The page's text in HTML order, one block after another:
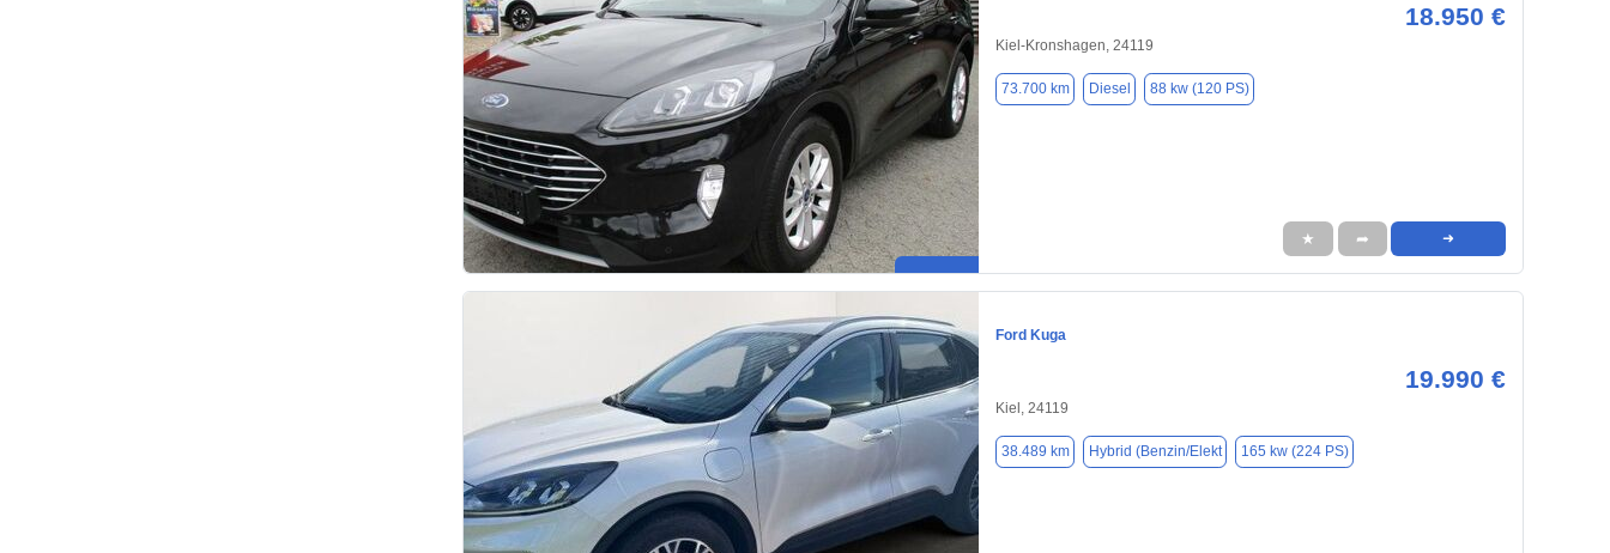
18.950 €
Kiel-Kronshagen, 24119
73.700 km Diesel 88 kw (120 PS)
★ ➦ ➜
Ford Kuga
19.990 €
Kiel, 24119
38.489 km Hybrid (Benzin/Elekt 165 kw (224 PS)